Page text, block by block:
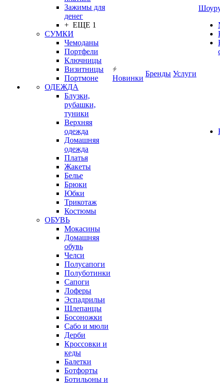
Зажимы для
денег
+ ЕЩЕ 1
СУМКИ
Чемоданы
Портфели
Ключницы
Визитницы
Портмоне
ОДЕЖДА
Блузки,
рубашки,
туники
Верхняя
одежда
Домашняя
одежда
Платья
Жакеты
Белье
Брюки
Юбки
Трикотаж
Костюмы
ОБУВЬ
Мокасины
Домашняя
обувь
Челси
Полусапоги
Полуботинки
Сапоги
Лоферы
Эспадрильи
Шлепанцы
Босоножки
Сабо и мюли
Дерби
Кроссовки и
кеды
Балетки
Ботфорты
Ботильоны и
Новинки
Бренды Услуги